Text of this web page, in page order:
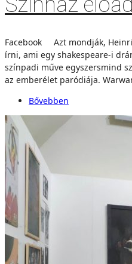
Facebook Azt mondják,
írni, ami egy shakespeare-i
színpadi műve egyszersmind
az emberélet paródiája.
Bővebben